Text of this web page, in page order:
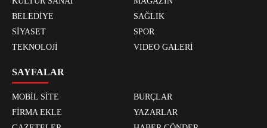
BELEDİYE
SAĞLIK
SİYASET
SPOR
TEKNOLOJİ
VIDEO GALERİ
SAYFALAR
MOBİL SİTE
BURÇLAR
FİRMA EKLE
YAZARLAR